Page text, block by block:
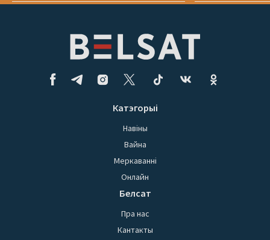
Катэгорыі
Навіны
Вайна
Меркаванні
Онлайн
Белсат
Пра нас
Кантакты